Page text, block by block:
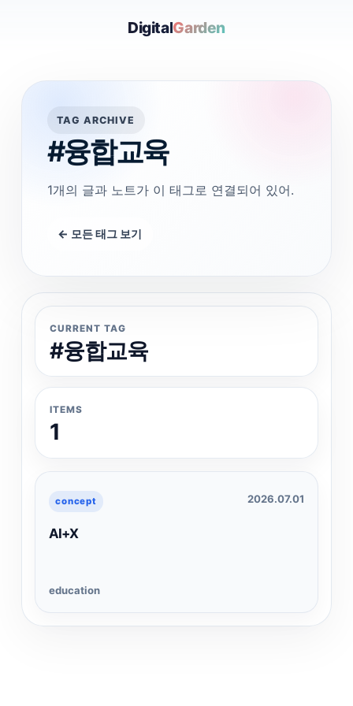
DigitalGarden
TAG ARCHIVE
#융합교육
1개의 글과 노트가 이 태그로 연결되어 있어.
← 모든 태그 보기
CURRENT TAG
#융합교육
ITEMS
1
concept 2026.07.01
AI+X
education